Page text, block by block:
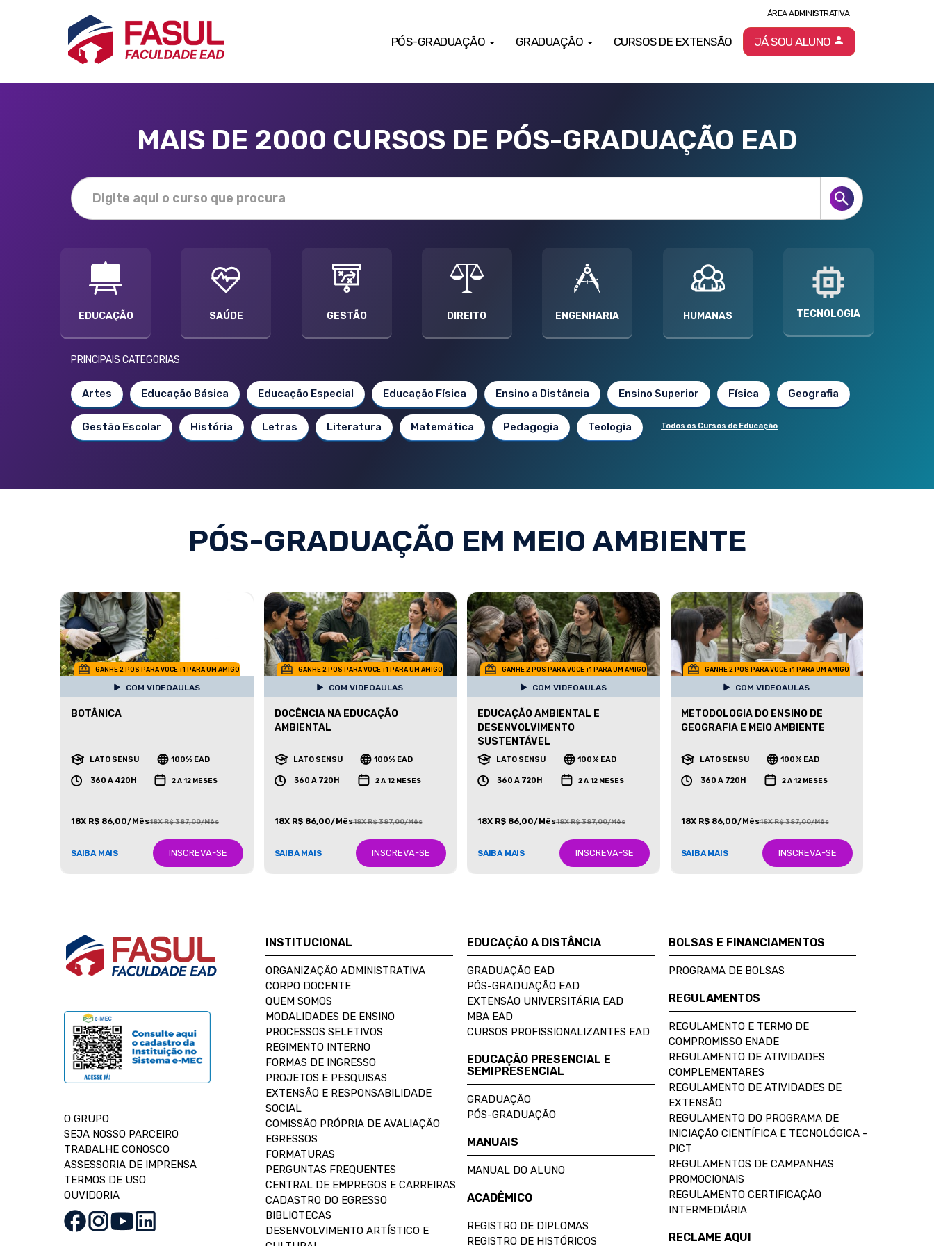
PÓS-GRADUAÇÃO GRADUAÇÃO CURSOS DE EXTENSÃO
ÁREA ADMINISTRATIVA
JÁ SOU ALUNO
MAIS DE 2000 CURSOS DE PÓS-GRADUAÇÃO EAD
EDUCAÇÃO SAÚDE GESTÃO DIREITO ENGENHARIA HUMANAS TECNOLOGIA
PRINCIPAIS CATEGORIAS
Artes Educação Básica Educação Especial Educação Física Ensino a Distância Ensino Superior Física Geografia
Gestão Escolar História Letras Literatura Matemática Pedagogia Teologia Todos os Cursos de Educação
PÓS-GRADUAÇÃO EM MEIO AMBIENTE
GANHE 2 POS PARA VOCE +1 PARA UM AMIGO
COM VIDEOAULAS
BOTÂNICA
LATO SENSU 100% EAD
360 A 420H 2 A 12 MESES
18X R$ 86,00/Mês18X R$ 387,00/Mês
SAIBA MAIS INSCREVA-SE
GANHE 2 POS PARA VOCE +1 PARA UM AMIGO
COM VIDEOAULAS
DOCÊNCIA NA EDUCAÇÃO
AMBIENTAL
LATO SENSU 100% EAD
360 A 720H 2 A 12 MESES
18X R$ 86,00/Mês18X R$ 387,00/Mês
SAIBA MAIS INSCREVA-SE
GANHE 2 POS PARA VOCE +1 PARA UM AMIGO
COM VIDEOAULAS
EDUCAÇÃO AMBIENTAL E
DESENVOLVIMENTO
SUSTENTÁVEL
LATO SENSU 100% EAD
360 A 720H 2 A 12 MESES
18X R$ 86,00/Mês18X R$ 387,00/Mês
SAIBA MAIS INSCREVA-SE
GANHE 2 POS PARA VOCE +1 PARA UM AMIGO
COM VIDEOAULAS
METODOLOGIA DO ENSINO DE
GEOGRAFIA E MEIO AMBIENTE
LATO SENSU 100% EAD
360 A 720H 2 A 12 MESES
18X R$ 86,00/Mês18X R$ 387,00/Mês
SAIBA MAIS INSCREVA-SE
O GRUPO
SEJA NOSSO PARCEIRO
TRABALHE CONOSCO
ASSESSORIA DE IMPRENSA
TERMOS DE USO
OUVIDORIA
INSTITUCIONAL
ORGANIZAÇÃO ADMINISTRATIVA
CORPO DOCENTE
QUEM SOMOS
MODALIDADES DE ENSINO
PROCESSOS SELETIVOS
REGIMENTO INTERNO
FORMAS DE INGRESSO
PROJETOS E PESQUISAS
EXTENSÃO E RESPONSABILIDADE
SOCIAL
COMISSÃO PRÓPRIA DE AVALIAÇÃO
EGRESSOS
FORMATURAS
PERGUNTAS FREQUENTES
CENTRAL DE EMPREGOS E CARREIRAS
CADASTRO DO EGRESSO
BIBLIOTECAS
DESENVOLVIMENTO ARTÍSTICO E
EDUCAÇÃO A DISTÂNCIA
GRADUAÇÃO EAD
PÓS-GRADUAÇÃO EAD
EXTENSÃO UNIVERSITÁRIA EAD
MBA EAD
CURSOS PROFISSIONALIZANTES EAD
EDUCAÇÃO PRESENCIAL E
SEMIPRESENCIAL
GRADUAÇÃO
PÓS-GRADUAÇÃO
MANUAIS
MANUAL DO ALUNO
ACADÊMICO
REGISTRO DE DIPLOMAS
REGISTRO DE HISTÓRICOS
BOLSAS E FINANCIAMENTOS
PROGRAMA DE BOLSAS
REGULAMENTOS
REGULAMENTO E TERMO DE
COMPROMISSO ENADE
REGULAMENTO DE ATIVIDADES
COMPLEMENTARES
REGULAMENTO DE ATIVIDADES DE
EXTENSÃO
REGULAMENTO DO PROGRAMA DE
INICIAÇÃO CIENTÍFICA E TECNOLÓGICA -
PICT
REGULAMENTOS DE CAMPANHAS
PROMOCIONAIS
REGULAMENTO CERTIFICAÇÃO
INTERMEDIÁRIA
RECLAME AQUI